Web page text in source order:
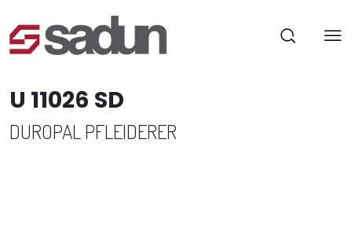
U 11026 SD
DUROPAL PFLEIDERER